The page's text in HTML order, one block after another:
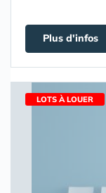
Plus d'infos
LOTS À LOUER